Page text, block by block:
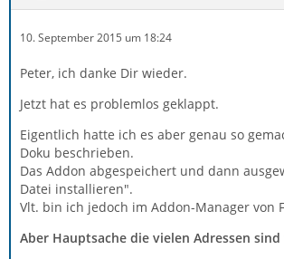
10. September 2015 um 18:24
Peter, ich danke Dir wieder.
Jetzt hat es problemlos geklappt.
Eigentlich hatte ich es aber genau so
Doku beschrieben.
Das Addon abgespeichert und dann
Datei installieren".
Vlt. bin ich jedoch im Addon-Manager von
Aber Hauptsache die vielen Adressen